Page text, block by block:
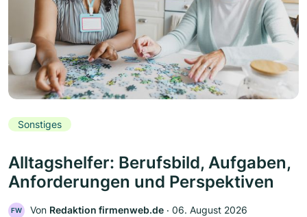
Sonstiges
Alltagshelfer: Berufsbild, Aufgaben,
Anforderungen und Perspektiven
FW Von Redaktion firmenweb.de ‧ 06. August 2026